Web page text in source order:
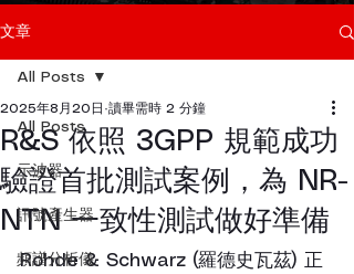
文章
All Posts
示波器
訊號產生器
頻譜分析儀
All Posts
R&S 依照 3GPP 規範成功
驗證首批測試案例，為 NR-
NTN 一致性測試做好準備
2025年8月20日 讀畢需時 2 分鐘
Rohde & Schwarz (羅德史瓦茲) 正